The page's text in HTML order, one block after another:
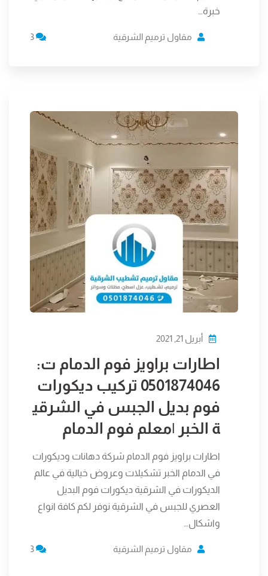
خبرة…
مقاول ترميم الشرقية
أبريل 21, 2021
اطارات براويز فوم الدمام ت:
0501874046 تركيب ديكورات
فوم بديل الجبس في الشرقي
ة الخبر |معلم فوم الدمام
اطارات براويز فوم الدمام شركة دهانات وديكورات
في الدمام الخبر تشكيلات وعروض خيالية في عالم
الديكورات في الشرقية ديكورات فوم البديل
العصري للجبس في الشرقية نوفر لكم كافة انواع
واشكال…
مقاول ترميم الشرقية